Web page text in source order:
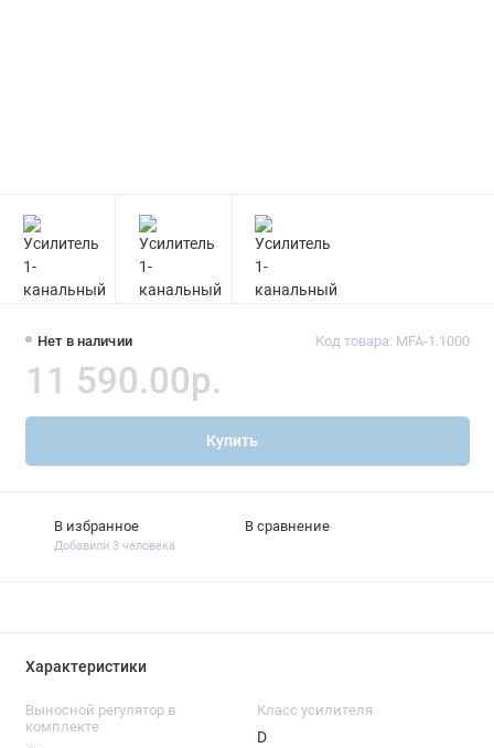
Нет в наличии Код товара: MFA-1.1000
11 590.00р.
Купить
В избранное
Добавили 3 человека
В сравнение
Характеристики
Выносной регулятор в
комплекте
Класс усилителя
D